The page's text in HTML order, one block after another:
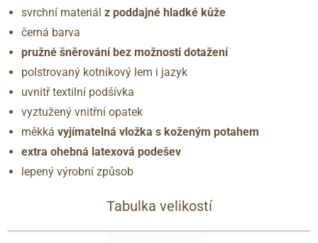
svrchní materiál z poddajné hladké kůže
černá barva
pružné šněrování bez možnosti dotažení
polstrovaný kotníkový lem i jazyk
uvnitř textilní podšívka
vyztužený vnitřní opatek
měkká vyjímatelná vložka s koženým potahem
extra ohebná latexová podešev
lepený výrobní způsob
Tabulka velikostí